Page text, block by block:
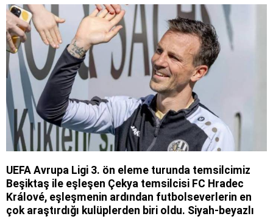
UEFA Avrupa Ligi 3. ön eleme turunda temsilcimiz
Beşiktaş ile eşleşen Çekya temsilcisi FC Hradec
Králové, eşleşmenin ardından futbolseverlerin en
çok araştırdığı kulüplerden biri oldu. Siyah-beyazlı